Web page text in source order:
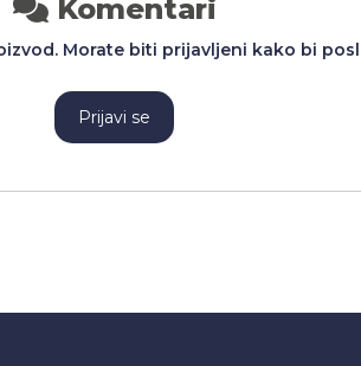
Komentari
Morate biti prijavljeni kako bi
Prijavi se